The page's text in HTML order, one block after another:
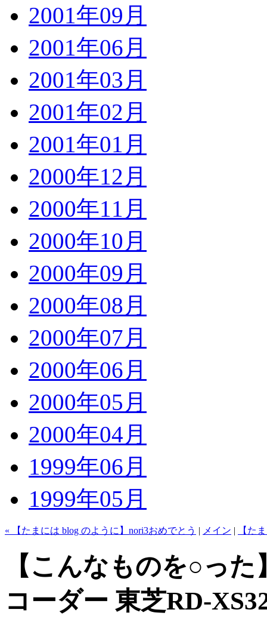
2001年09月
2001年06月
2001年03月
2001年02月
2001年01月
2000年12月
2000年11月
2000年10月
2000年09月
2000年08月
2000年07月
2000年06月
2000年05月
2000年04月
1999年06月
1999年05月
« 【たまには blog のように】nori3おめでとう | メイン | 【た
【こんなものを○っ
コーダー 東芝RD-